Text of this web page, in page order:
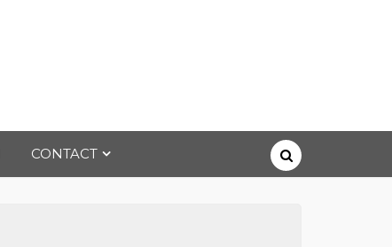
CONTACT